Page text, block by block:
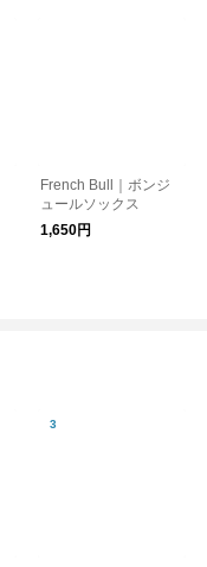
French Bull｜ボンジ
ュールソックス
1,650円